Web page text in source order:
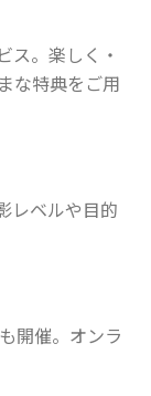
ス。楽しく・
な特典をご用
レベルや目的
開催。オンラ